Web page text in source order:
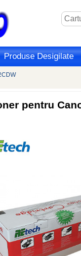
Produse Desigilate
pentru